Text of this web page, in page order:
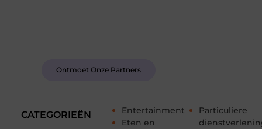
CATEGORIEËN
Entertainment
Eten en
Particuliere
Ontmoet Onze Partners